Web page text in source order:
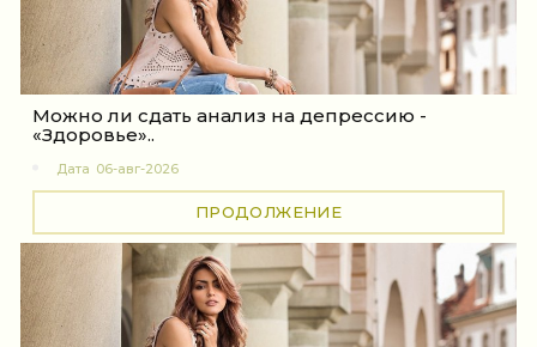
Можно ли сдать анализ на депрессию -
«Здоровье»..
Дата 06-авг-2026
ПРОДОЛЖЕНИЕ